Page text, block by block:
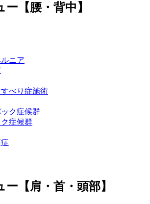
【腰・背中】
ニア
べり症施術
ク症候群
症候群
【肩・首・頭部】